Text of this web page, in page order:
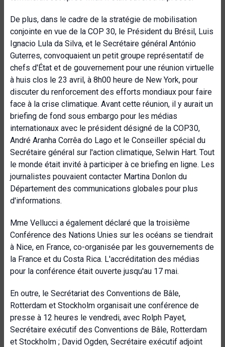
De plus, dans le cadre de la stratégie de mobilisation
conjointe en vue de la COP 30, le Président du Brésil, Luis
Ignacio Lula da Silva, et le Secrétaire général António
Guterres, convoquaient un petit groupe représentatif de
chefs d'État et de gouvernement pour une réunion virtuelle
à huis clos le 23 avril, à 8h00 heure de New York, pour
discuter du renforcement des efforts mondiaux pour faire
face à la crise climatique. Avant cette réunion, il y aurait un
briefing de fond sous embargo pour les médias
internationaux avec le président désigné de la COP30,
André Aranha Corrêa do Lago et le Conseiller spécial du
Secrétaire général sur l'action climatique, Selwin Hart. Tout
le monde était invité à participer à ce briefing en ligne. Les
journalistes pouvaient contacter Martina Donlon du
Département des communications globales pour plus
d'informations.
Mme Vellucci a également déclaré que la troisième
Conférence des Nations Unies sur les océans se tiendrait
à Nice, en France, co-organisée par les gouvernements de
la France et du Costa Rica. L'accréditation des médias
pour la conférence était ouverte jusqu'au 17 mai.
En outre, le Secrétariat des Conventions de Bâle,
Rotterdam et Stockholm organisait une conférence de
presse à 12 heures le vendredi, avec Rolph Payet,
Secrétaire exécutif des Conventions de Bâle, Rotterdam
et Stockholm ; David Ogden, Secrétaire exécutif adjoint